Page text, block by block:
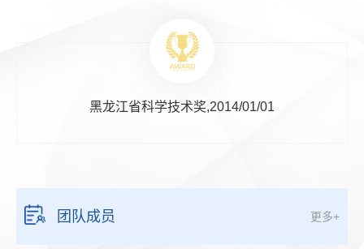
黑龙江省科学技术奖,2014/01/01
团队成员 更多+